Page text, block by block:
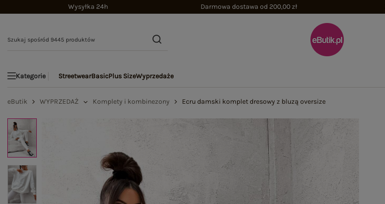
Wysyłka 24h Darmowa dostawa od 200,00 zł
Kategorie StreetwearBasicPlus SizeWyprzedaże
eButik WYPRZEDAŻ Komplety i kombinezony Ecru damski komplet dresowy z bluzą oversize